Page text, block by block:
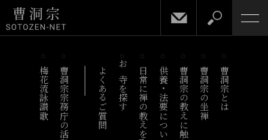
梅花流詠讃歌 曹洞宗宗務庁の活動 よくあるご質問 お寺を探す 供養・法要について曹洞宗の教えに触れる 曹洞宗の坐禅 曹洞宗とは